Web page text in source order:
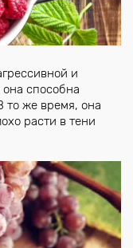
и
способна
то же время, она
расти в тени